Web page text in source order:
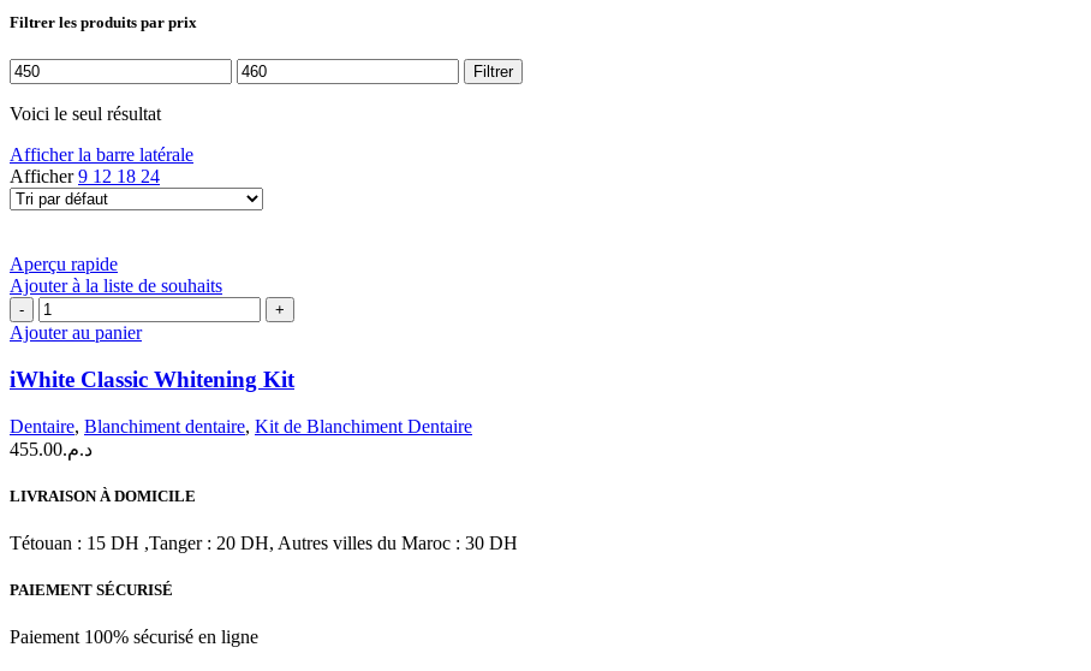
Filtrer les produits par prix
Prix
min
Prix
max
Filtrer
Voici le seul résultat
Afficher la barre latérale
Afficher9 12 18 24
Aperçu rapide
Ajouter à la liste de souhaits
quantité
de
Classic
Whitening
Ajouter au panier
iWhite Classic Whitening Kit
Dentaire, Blanchiment dentaire, Kit de Blanchiment Dentaire
د.م.455.00
LIVRAISON À DOMICILE
Tétouan : 15 DH ,Tanger : 20 DH, Autres villes du Maroc : 30 DH
PAIEMENT SÉCURISÉ
Paiement 100% sécurisé en ligne